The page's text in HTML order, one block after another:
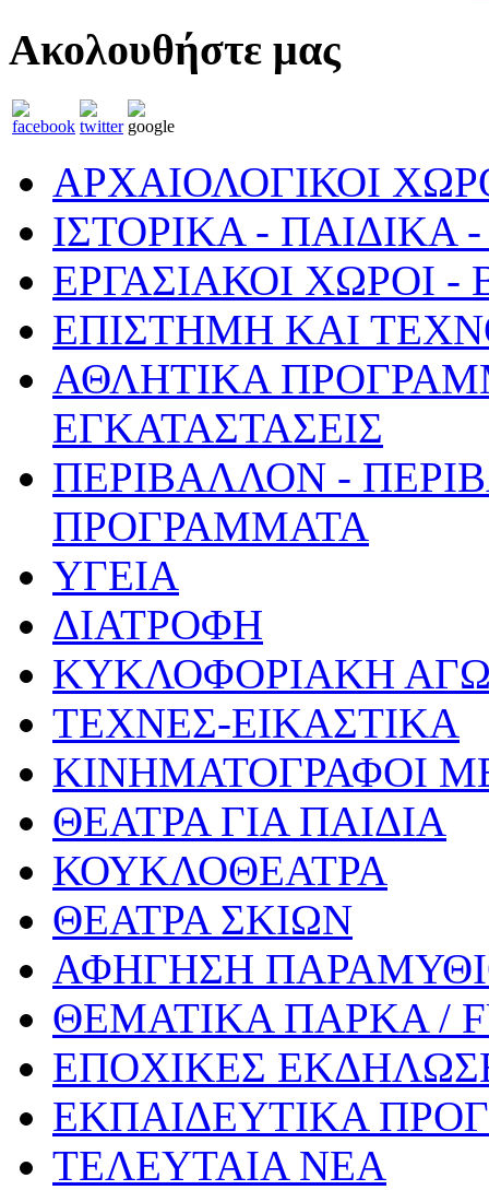
Ακολουθήστε μας
ΑΡΧΑΙΟΛΟΓΙΚΟΙ
ΙΣΤΟΡΙΚΑ -
ΕΡΓΑΣΙΑΚΟΙ ΧΩΡΟΙ
ΕΠΙΣΤΗΜΗ ΚΑΙ
ΑΘΛΗΤΙΚΑ
ΕΓΚΑΤΑΣΤΑΣΕΙΣ
ΠΕΡΙΒΑΛΛΟΝ -
ΠΡΟΓΡΑΜΜΑΤΑ
ΥΓΕΙΑ
ΔΙΑΤΡΟΦΗ
ΚΥΚΛΟΦΟΡΙΑΚΗ
ΤΕΧΝΕΣ-ΕΙΚΑΣΤΙΚΑ
ΚΙΝΗΜΑΤΟΓΡΑΦΟΙ
ΘΕΑΤΡΑ ΓΙΑ ΠΑΙΔΙΑ
ΚΟΥΚΛΟΘΕΑΤΡΑ
ΘΕΑΤΡΑ ΣΚΙΩΝ
ΑΦΗΓΗΣΗ
ΘΕΜΑΤΙΚΑ ΠΑΡΚΑ /
ΕΠΟΧΙΚΕΣ
ΕΚΠΑΙΔΕΥΤΙΚΑ
ΤΕΛΕΥΤΑΙΑ ΝΕΑ